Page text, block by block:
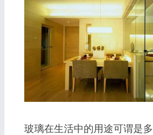
玻璃在生活中的用途可谓是